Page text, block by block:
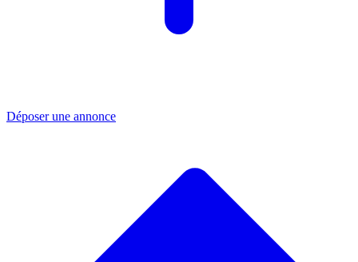
Déposer une annonce